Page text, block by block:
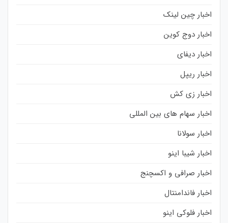
اخبار چین لینک
اخبار دوج کوین
اخبار دیفای
اخبار ریپل
اخبار زی کش
اخبار سهام های بین المللی
اخبار سولانا
اخبار شیبا اینو
اخبار صرافی و اکسچنج
اخبار فاندامنتال
اخبار فلوکی اینو